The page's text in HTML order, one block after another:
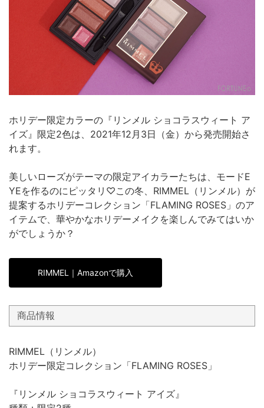
ホリデー限定カラーの『リンメル ショコラスウィート ア
イズ』限定2色は、2021年12月3日（金）から発売開始さ
れます。
美しいローズがテーマの限定アイカラーたちは、モードE
YEを作るのにピッタリ♡この冬、RIMMEL（リンメル）が
提案するホリデーコレクション「FLAMING ROSES」のア
イテムで、華やかなホリデーメイクを楽しんでみてはいか
がでしょうか？
RIMMEL｜Amazonで購入
商品情報
RIMMEL（リンメル）
ホリデー限定コレクション「FLAMING ROSES」
『リンメル ショコラスウィート アイズ』